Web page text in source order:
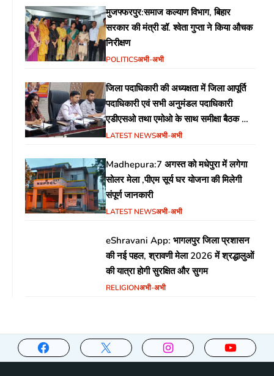
मुजफ्फरपुर:समाज कल्याण विभाग, बिहार
सरकार की मंत्री डॉ. श्वेता गुप्ता ने किया औचक
निरीक्षण
POLITICSअभी-अभी
जिला पदाधिकारी की अध्यक्षता में जिला आपूर्ति
पदाधिकारी एवं सभी अनुमंडल पदाधिकारी
एडीएसओ तथा एमोओ के साथ समीक्षा बैठक का
आयोजन
LATEST NEWSअभी-अभी
Madhepura:7 अगस्त को मधेपुरा में लगेगा
सोलर मेला ,पीएम सूर्य घर योजना की मिलेगी
संपूर्ण जानकारी
LATEST NEWSअभी-अभी
eShravani App: भागलपुर जिला प्रशासन
की नई पहल, श्रावणी मेला 2026 में श्रद्धालुओं
की यात्रा होगी सुरक्षित और सुगम
RELIGIONअभी-अभी